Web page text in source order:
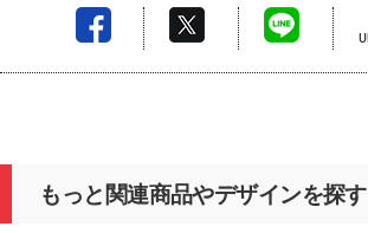
もっと関連商品やデザインを探す